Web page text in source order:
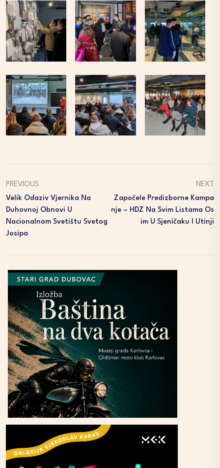
PREVIOUS
Velik Odaziv Vjernika Na
Duhovnoj Obnovi U
Nacionalnom Svetištu Svetog
Josipa
NEXT
Započele Predizborne Kampa
Nje – HDZ Na Svim Listama Os
Im U Sjeničaku I Utinji